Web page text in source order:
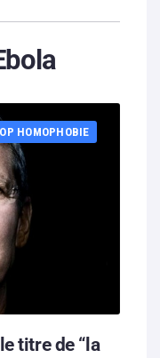
HOMOPHOBIE
titre de “la